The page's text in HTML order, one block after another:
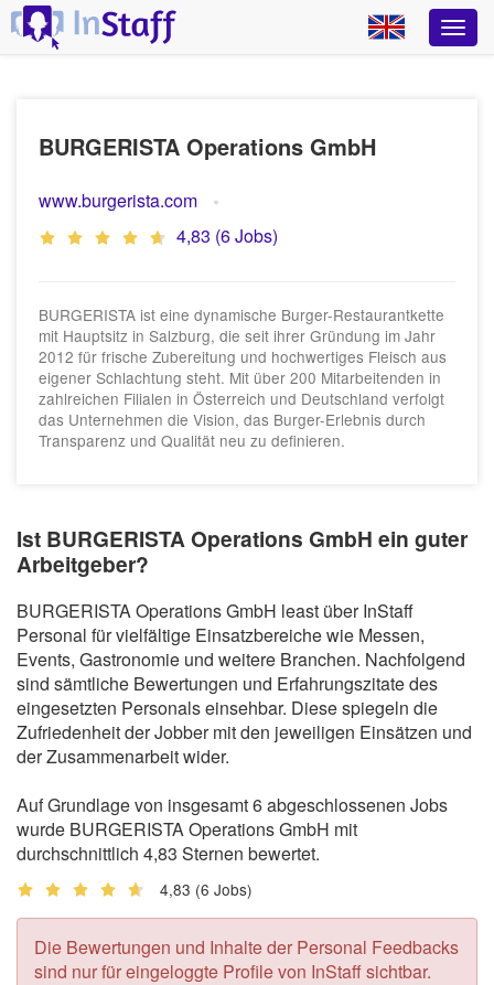
BURGERISTA Operations GmbH
www.burgerista.com
4,83 (6 Jobs)
BURGERISTA ist eine dynamische Burger-Restaurantkette
mit Hauptsitz in Salzburg, die seit ihrer Gründung im Jahr
2012 für frische Zubereitung und hochwertiges Fleisch aus
eigener Schlachtung steht. Mit über 200 Mitarbeitenden in
zahlreichen Filialen in Österreich und Deutschland verfolgt
das Unternehmen die Vision, das Burger-Erlebnis durch
Transparenz und Qualität neu zu definieren.
Ist BURGERISTA Operations GmbH ein guter
Arbeitgeber?
BURGERISTA Operations GmbH least über InStaff
Personal für vielfältige Einsatzbereiche wie Messen,
Events, Gastronomie und weitere Branchen. Nachfolgend
sind sämtliche Bewertungen und Erfahrungszitate des
eingesetzten Personals einsehbar. Diese spiegeln die
Zufriedenheit der Jobber mit den jeweiligen Einsätzen und
der Zusammenarbeit wider.
Auf Grundlage von insgesamt 6 abgeschlossenen Jobs
wurde BURGERISTA Operations GmbH mit
durchschnittlich 4,83 Sternen bewertet.
4,83 (6 Jobs)
Die Bewertungen und Inhalte der Personal Feedbacks
sind nur für eingeloggte Profile von InStaff sichtbar.